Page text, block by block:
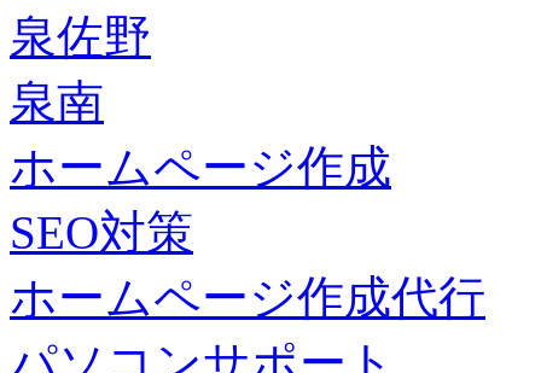
泉佐野
泉南
ホームページ作成
SEO対策
ホームページ作成代行